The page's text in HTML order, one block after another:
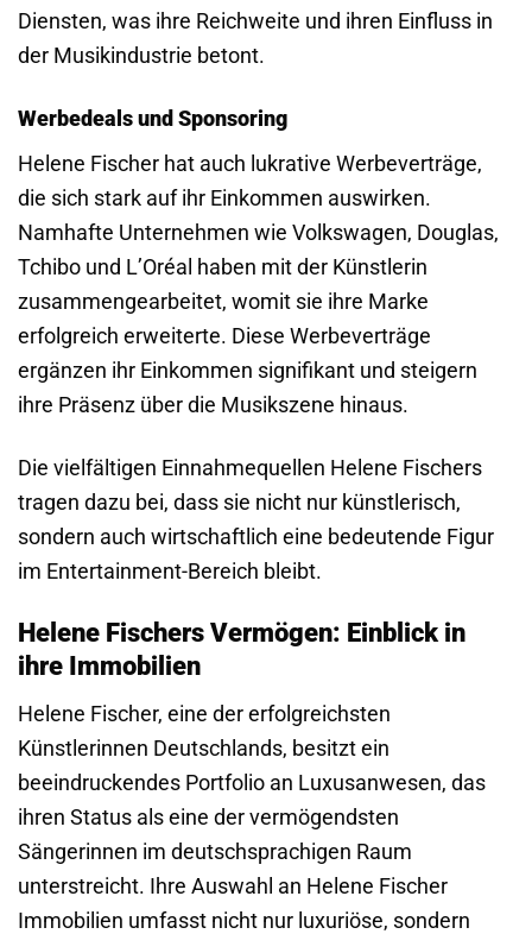
Diensten, was ihre Reichweite und ihren Einfluss in
der Musikindustrie betont.
Werbedeals und Sponsoring
Helene Fischer hat auch lukrative Werbeverträge,
die sich stark auf ihr Einkommen auswirken.
Namhafte Unternehmen wie Volkswagen, Douglas,
Tchibo und L’Oréal haben mit der Künstlerin
zusammengearbeitet, womit sie ihre Marke
erfolgreich erweiterte. Diese Werbeverträge
ergänzen ihr Einkommen signifikant und steigern
ihre Präsenz über die Musikszene hinaus.
Die vielfältigen Einnahmequellen Helene Fischers
tragen dazu bei, dass sie nicht nur künstlerisch,
sondern auch wirtschaftlich eine bedeutende Figur
im Entertainment-Bereich bleibt.
Helene Fischers Vermögen: Einblick in
ihre Immobilien
Helene Fischer, eine der erfolgreichsten
Künstlerinnen Deutschlands, besitzt ein
beeindruckendes Portfolio an Luxusanwesen, das
ihren Status als eine der vermögendsten
Sängerinnen im deutschsprachigen Raum
unterstreicht. Ihre Auswahl an Helene Fischer
Immobilien umfasst nicht nur luxuriöse, sondern